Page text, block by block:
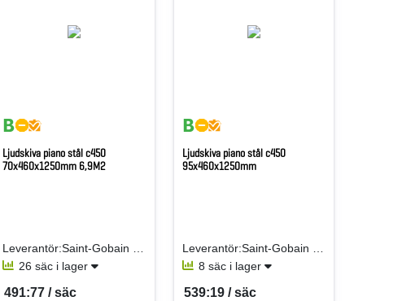
Ljudskiva piano stål c450
70x460x1250mm 6,9M2
26 säc i lager
491:77 / säc
SEK per SÄC
Ljudskiva piano stål c450
95x460x1250mm
8 säc i lager
539:19 / säc
SEK per SÄC